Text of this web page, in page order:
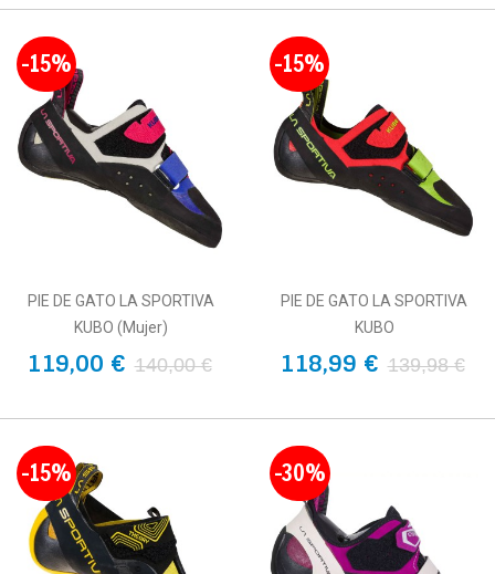
-15%
PIE DE GATO LA SPORTIVA
KUBO (Mujer)
119,00 € 140,00 €
-15%
PIE DE GATO LA SPORTIVA
KUBO
118,99 € 139,98 €
-15% -30%